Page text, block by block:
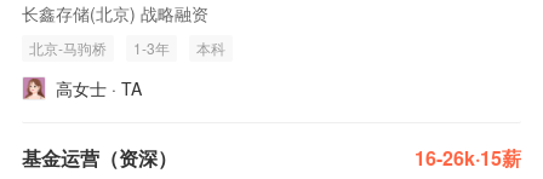
长鑫存储(北京) 战略融资
北京-马驹桥 1-3年 本科
高女士 · TA
基金运营（资深） 16-26k·15薪